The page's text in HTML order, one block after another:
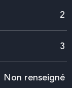
2
3
Non renseigné